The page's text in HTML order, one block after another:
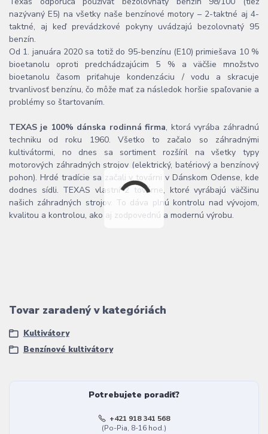
nazývaný E5) na všetky naše benzínové motory – 2-taktné aj 4-
taktné, aj keď prevádzkové pokyny uvádzajú bezolovnatý 95
benzín.
Od 1. januára 2020 sa totiž do 95-benzínu (E10) primiešava 10 %
bioetanolu oproti predchádzajúcim 5 % a väčšie množstvo
bioetanolu časom priťahuje kondenzáciu / vodu a skracuje
trvanlivosť benzínu, čo môže mať za následok horšie spaľovanie a
problémy so štartovaním.
TEXAS je 100% dánska rodinná firma, ktorá vyrába záhradnú
techniku od roku 1960. Všetko to začalo so záhradnými
kultivátormi, no dnes sa sortiment rozšíril na všetky typy
motorových záhradných strojov (elektrický, batériový a benzínový
pohon). Hrdé tradície sa začali v továrni v Dánskom Odense, kde
dodnes sídli. TEXAS vlastní 2 továrne, ktoré vyrábajú väčšinu
našich záhradných strojov. To dáva plnú kontrolu nad vývojom,
kvalitou a kontrolou, ako aj zodpovednú a modernú výrobu.
Tovar zaradený v kategóriách
Kultivátory
Benzínové kultivátory
Potrebujete poradiť?
+421 918 341 568
(Po-Pia, 8-16 hod.)